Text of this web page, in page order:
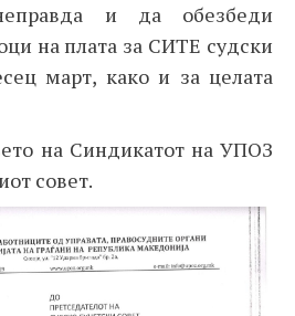
и да обезбеди
на плата за СИТЕ судски
март, како и за целата
на Синдикатот на УПОЗ
совет.